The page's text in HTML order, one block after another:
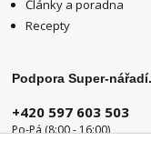
Články a poradna
Recepty
Podpora Super-
+420 597 603 503
Po-Pá (8:00 - 16:00)